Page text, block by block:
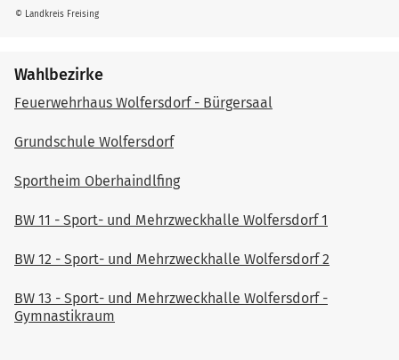
© Landkreis Freising
Wahlbezirke
Feuerwehrhaus Wolfersdorf - Bürgersaal
Grundschule Wolfersdorf
Sportheim Oberhaindlfing
BW 11 - Sport- und Mehrzweckhalle Wolfersdorf 1
BW 12 - Sport- und Mehrzweckhalle Wolfersdorf 2
BW 13 - Sport- und Mehrzweckhalle Wolfersdorf -
Gymnastikraum